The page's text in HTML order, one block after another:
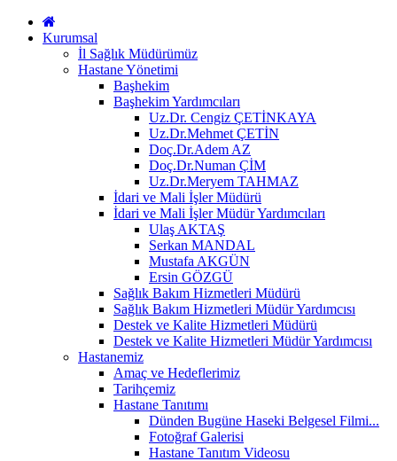
Kurumsal
İl Sağlık Müdürümüz
Hastane Yönetimi
Başhekim
Başhekim Yardımcıları
Uz.Dr. Cengiz ÇETİNKAYA
Uz.Dr.Mehmet ÇETİN
Doç.Dr.Adem AZ
Doç.Dr.Numan ÇİM
Uz.Dr.Meryem TAHMAZ
İdari ve Mali İşler Müdürü
İdari ve Mali İşler Müdür Yardımcıları
Ulaş AKTAŞ
Serkan MANDAL
Mustafa AKGÜN
Ersin GÖZGÜ
Sağlık Bakım Hizmetleri Müdürü
Sağlık Bakım Hizmetleri Müdür Yardımcısı
Destek ve Kalite Hizmetleri Müdürü
Destek ve Kalite Hizmetleri Müdür Yardımcısı
Hastanemiz
Amaç ve Hedeflerimiz
Tarihçemiz
Hastane Tanıtımı
Dünden Bugüne Haseki Belgesel Filmi...
Fotoğraf Galerisi
Hastane Tanıtım Videosu